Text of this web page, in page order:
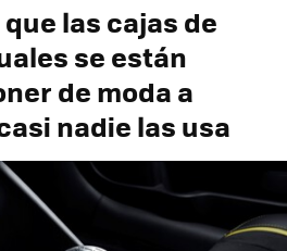
las cajas de
se están
de moda a
nadie las usa